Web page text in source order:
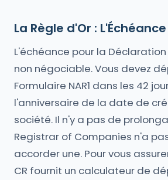
La Règle d'Or :
L'échéance pour la
non négociable. Vous devez
Formulaire NAR1 dans les 42
l'anniversaire de la date de
société. Il n'y a pas de
Registrar of Companies n'a
accorder une. Pour vous
CR fournit un calculateur de